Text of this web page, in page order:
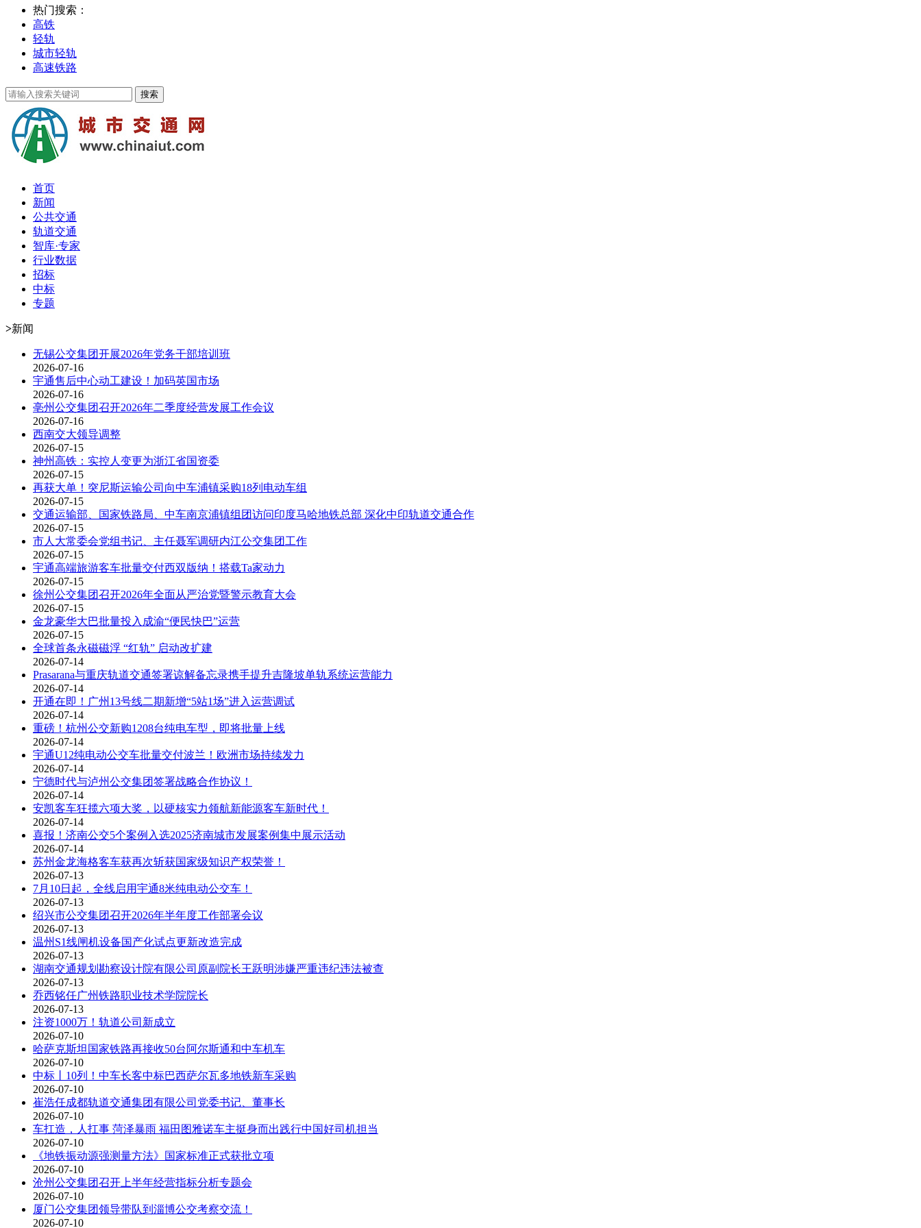
热门搜索：
高铁
轻轨
城市轻轨
高速铁路
首页
新闻
公共交通
轨道交通
智库·专家
行业数据
招标
中标
专题
>新闻
无锡公交集团开展2026年党务干部培训班
2026-07-16
宇通售后中心动工建设！加码英国市场
2026-07-16
亳州公交集团召开2026年二季度经营发展工作会议
2026-07-16
西南交大领导调整
2026-07-15
神州高铁：实控人变更为浙江省国资委
2026-07-15
再获大单！突尼斯运输公司向中车浦镇采购18列电动车组
2026-07-15
交通运输部、国家铁路局、中车南京浦镇组团访问印度马哈地铁总部 深化中印轨道交通合作
2026-07-15
市人大常委会党组书记、主任聂军调研内江公交集团工作
2026-07-15
宇通高端旅游客车批量交付西双版纳！搭载Ta家动力
2026-07-15
徐州公交集团召开2026年全面从严治党暨警示教育大会
2026-07-15
金龙豪华大巴批量投入成渝“便民快巴”运营
2026-07-15
全球首条永磁磁浮 “红轨” 启动改扩建
2026-07-14
Prasarana与重庆轨道交通签署谅解备忘录携手提升吉隆坡单轨系统运营能力
2026-07-14
开通在即！广州13号线二期新增“5站1场”进入运营调试
2026-07-14
重磅！杭州公交新购1208台纯电车型，即将批量上线
2026-07-14
宇通U12纯电动公交车批量交付波兰！欧洲市场持续发力
2026-07-14
宁德时代与泸州公交集团签署战略合作协议！
2026-07-14
安凯客车狂揽六项大奖，以硬核实力领航新能源客车新时代！
2026-07-14
喜报！济南公交5个案例入选2025济南城市发展案例集中展示活动
2026-07-14
苏州金龙海格客车获再次斩获国家级知识产权荣誉！
2026-07-13
7月10日起，全线启用宇通8米纯电动公交车！
2026-07-13
绍兴市公交集团召开2026年半年度工作部署会议
2026-07-13
温州S1线闸机设备国产化试点更新改造完成
2026-07-13
湖南交通规划勘察设计院有限公司原副院长王跃明涉嫌严重违纪违法被查
2026-07-13
乔西铭任广州铁路职业技术学院院长
2026-07-13
注资1000万！轨道公司新成立
2026-07-10
哈萨克斯坦国家铁路再接收50台阿尔斯通和中车机车
2026-07-10
中标丨10列！中车长客中标巴西萨尔瓦多地铁新车采购
2026-07-10
崔浩任成都轨道交通集团有限公司党委书记、董事长
2026-07-10
车扛造，人扛事 菏泽暴雨 福田图雅诺车主挺身而出践行中国好司机担当
2026-07-10
《地铁振动源强测量方法》国家标准正式获批立项
2026-07-10
沧州公交集团召开上半年经营指标分析专题会
2026-07-10
厦门公交集团领导带队到淄博公交考察交流！
2026-07-10